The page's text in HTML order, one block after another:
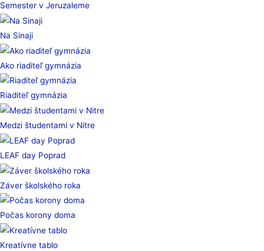
Semester v Jeruzaleme
Na Sinaji
Ako riaditeľ gymnázia
Riaditeľ gymnázia
Medzi študentami v Nitre
LEAF day Poprad
Záver školského roka
Počas korony doma
Kreatívne tablo